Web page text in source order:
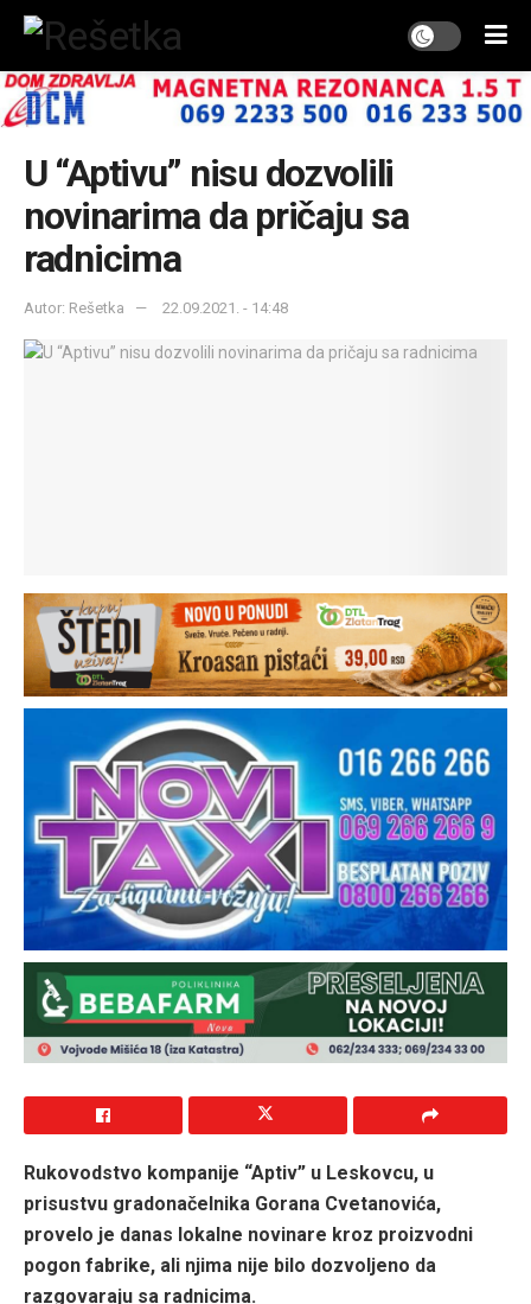
U “Aptivu” nisu dozvolili
novinarima da pričaju sa
radnicima
Autor: Rešetka 22.09.2021. - 14:48
Rukovodstvo kompanije “Aptiv” u Leskovcu, u
prisustvu gradonačelnika Gorana Cvetanovića,
provelo je danas lokalne novinare kroz proizvodni
pogon fabrike, ali njima nije bilo dozvoljeno da
razgovaraju sa radnicima.